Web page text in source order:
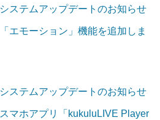
システムアップデートのお知らせ
「エモーション」機能を追加しま
システムアップデートのお知らせ
スマホアプリ「kukuluLIVE Player